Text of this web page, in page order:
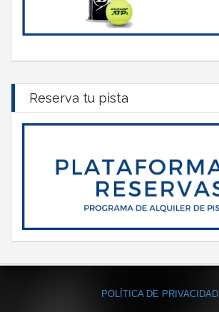
Reserva tu pista
POLÍTICA DE PRIVACIDAD